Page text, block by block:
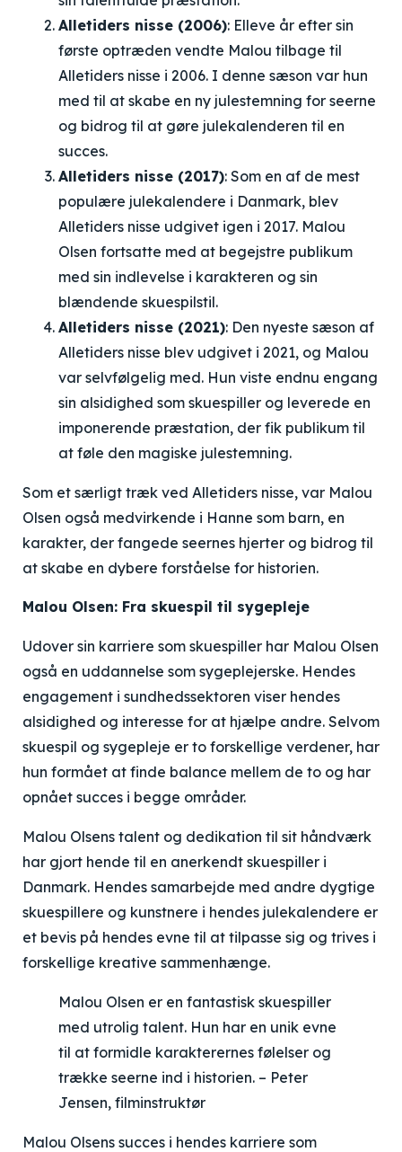
Alletiders nisse (2006): Elleve år efter sin
første optræden vendte Malou tilbage til
Alletiders nisse i 2006. I denne sæson var hun
med til at skabe en ny julestemning for seerne
og bidrog til at gøre julekalenderen til en
succes.
Alletiders nisse (2017): Som en af de mest
populære julekalendere i Danmark, blev
Alletiders nisse udgivet igen i 2017. Malou
Olsen fortsatte med at begejstre publikum
med sin indlevelse i karakteren og sin
blændende skuespilstil.
Alletiders nisse (2021): Den nyeste sæson af
Alletiders nisse blev udgivet i 2021, og Malou
var selvfølgelig med. Hun viste endnu engang
sin alsidighed som skuespiller og leverede en
imponerende præstation, der fik publikum til
at føle den magiske julestemning.
Som et særligt træk ved Alletiders nisse, var Malou
Olsen også medvirkende i Hanne som barn, en
karakter, der fangede seernes hjerter og bidrog til
at skabe en dybere forståelse for historien.
Malou Olsen: Fra skuespil til sygepleje
Udover sin karriere som skuespiller har Malou Olsen
også en uddannelse som sygeplejerske. Hendes
engagement i sundhedssektoren viser hendes
alsidighed og interesse for at hjælpe andre. Selvom
skuespil og sygepleje er to forskellige verdener, har
hun formået at finde balance mellem de to og har
opnået succes i begge områder.
Malou Olsens talent og dedikation til sit håndværk
har gjort hende til en anerkendt skuespiller i
Danmark. Hendes samarbejde med andre dygtige
skuespillere og kunstnere i hendes julekalendere er
et bevis på hendes evne til at tilpasse sig og trives i
forskellige kreative sammenhænge.
Malou Olsen er en fantastisk skuespiller
med utrolig talent. Hun har en unik evne
til at formidle karakterernes følelser og
trække seerne ind i historien. – Peter
Jensen, filminstruktør
Malou Olsens succes i hendes karriere som